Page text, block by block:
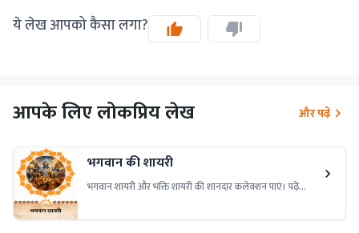
ये लेख आपको कैसा लगा?
आपके लिए लोकप्रिय लेख और पढ़ें
भगवान की शायरी
भगवान शायरी और भक्ति शायरी की शानदार कलेक्शन पाएं। पढ़ें
जाएँ। हर अवसर के लिए उपयुक्त।